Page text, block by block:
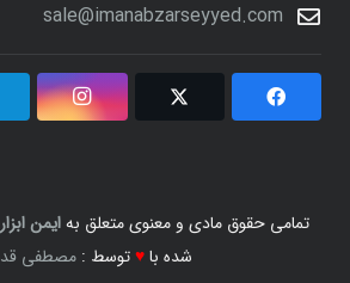
sale@imanabzarseyyed.com
تمامی حقوق مادی و معنوی متعلق بهایمن
شده با♥توسط : مصطفی